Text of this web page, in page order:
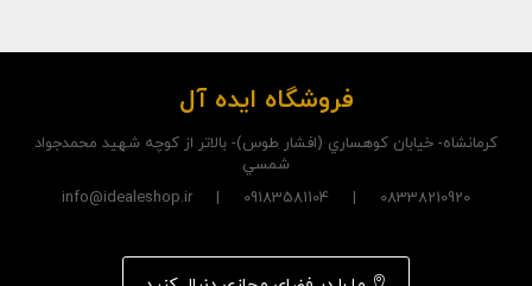
فروشگاه ایده آل
کرمانشاه- خيابان کوهساري (افشار طوس)- بالاتر از کوچه شهيد محمدجواد
شمسي
08338210920 | 09183581104 | info@idealeshop.ir